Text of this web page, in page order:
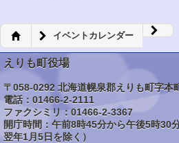
イベントカレンダー
えりも町役場
〒058-0292 北海道幌泉郡えりも町字本
電話：01466-2-2111
ファクシミリ：01466-2-3367
開庁時間：午前8時45分から午後5時30
翌年1月5日を除く）